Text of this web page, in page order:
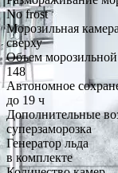
No frost
Морозильная камера
сверху
Объем
148
Автономное
до 19 ч
Дополнительные
суперзаморозка
Генератор льда
в комплекте